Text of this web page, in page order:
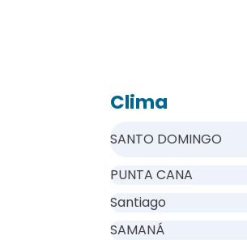
Clima
SANTO DOMINGO
PUNTA CANA
Santiago
SAMANÁ